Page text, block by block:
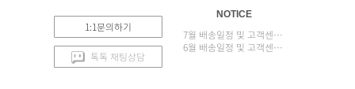
1:1문의하기
톡톡 채팅상담
NOTICE
7월 배송일정 및 고객센터 업무 안내
6월 배송일정 및 고객센터 업무 안내